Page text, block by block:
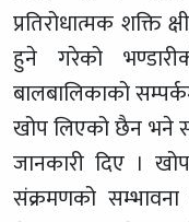
प्रतिरोधात्मक शक्ति
हुने गरेको
बालबालिकाको
खोप लिएको छैन भने
जानकारी दिए ।
संक्रमणको